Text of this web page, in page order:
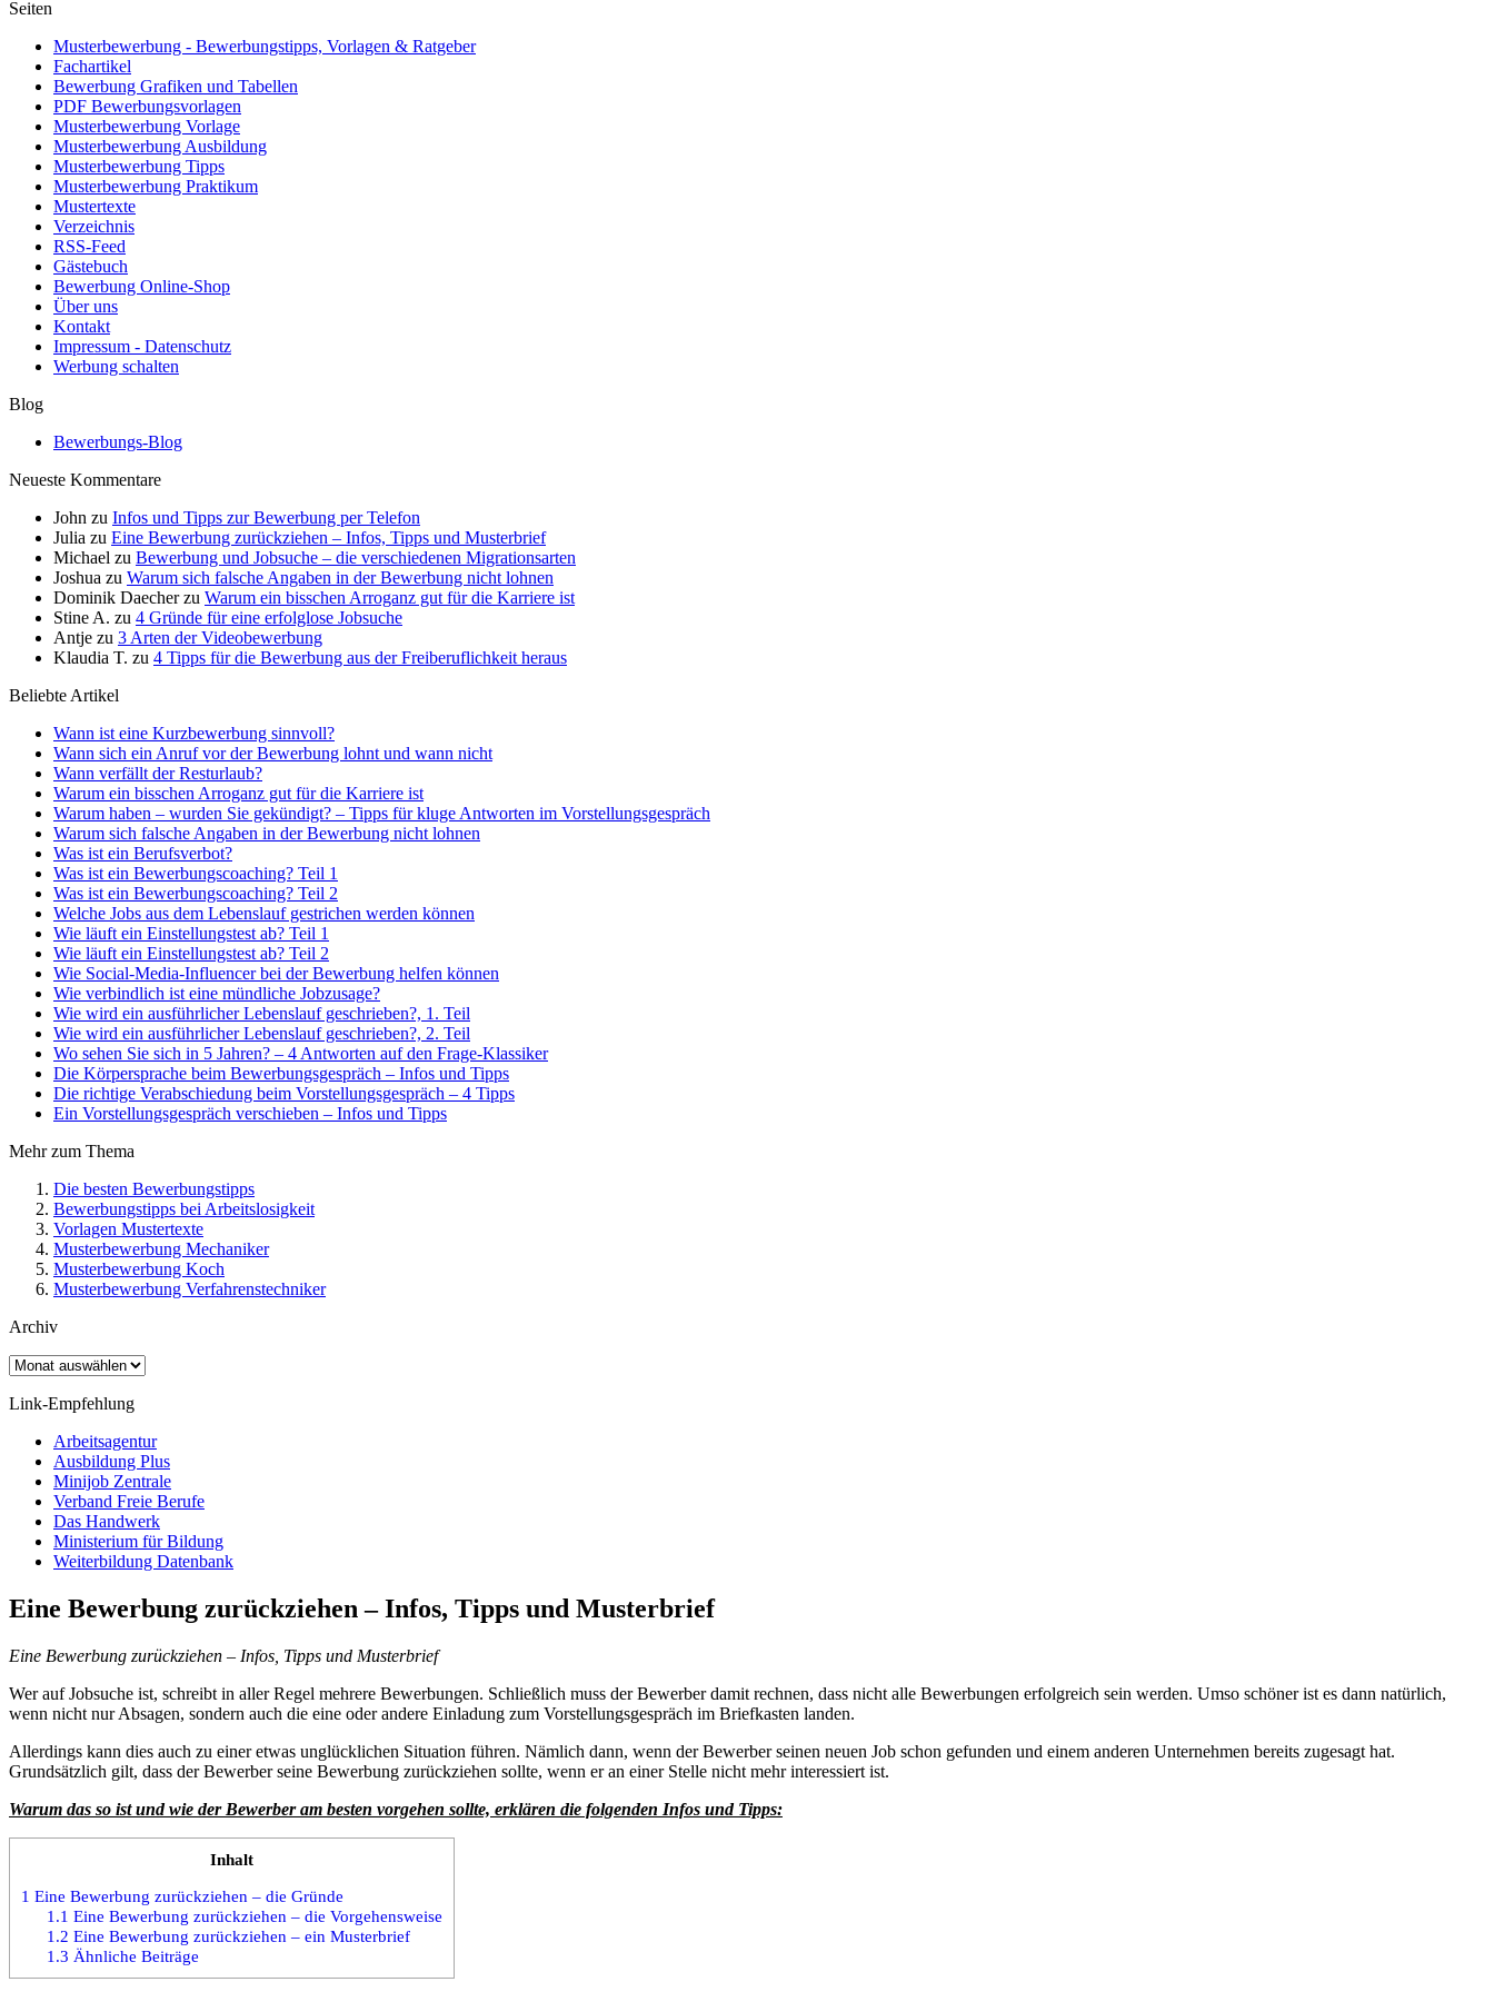
Seiten
Musterbewerbung - Bewerbungstipps, Vorlagen & Ratgeber
Fachartikel
Bewerbung Grafiken und Tabellen
PDF Bewerbungsvorlagen
Musterbewerbung Vorlage
Musterbewerbung Ausbildung
Musterbewerbung Tipps
Musterbewerbung Praktikum
Mustertexte
Verzeichnis
RSS-Feed
Gästebuch
Bewerbung Online-Shop
Über uns
Kontakt
Impressum - Datenschutz
Werbung schalten
Blog
Bewerbungs-Blog
Neueste Kommentare
John zu Infos und Tipps zur Bewerbung per Telefon
Julia zu Eine Bewerbung zurückziehen – Infos, Tipps und Musterbrief
Michael zu Bewerbung und Jobsuche – die verschiedenen Migrationsarten
Joshua zu Warum sich falsche Angaben in der Bewerbung nicht lohnen
Dominik Daecherzu Warum ein bisschen Arroganz gut für die Karriere ist
Stine A. zu 4 Gründe für eine erfolglose Jobsuche
Antje zu 3 Arten der Videobewerbung
Klaudia T. zu 4 Tipps für die Bewerbung aus der Freiberuflichkeit heraus
Beliebte Artikel
Wann ist eine Kurzbewerbung sinnvoll?
Wann sich ein Anruf vor der Bewerbung lohnt und wann nicht
Wann verfällt der Resturlaub?
Warum ein bisschen Arroganz gut für die Karriere ist
Warum haben – wurden Sie gekündigt? – Tipps für kluge Antworten im Vorstellungsgespräch
Warum sich falsche Angaben in der Bewerbung nicht lohnen
Was ist ein Berufsverbot?
Was ist ein Bewerbungscoaching? Teil 1
Was ist ein Bewerbungscoaching? Teil 2
Welche Jobs aus dem Lebenslauf gestrichen werden können
Wie läuft ein Einstellungstest ab? Teil 1
Wie läuft ein Einstellungstest ab? Teil 2
Wie Social-Media-Influencer bei der Bewerbung helfen können
Wie verbindlich ist eine mündliche Jobzusage?
Wie wird ein ausführlicher Lebenslauf geschrieben?, 1. Teil
Wie wird ein ausführlicher Lebenslauf geschrieben?, 2. Teil
Wo sehen Sie sich in 5 Jahren? – 4 Antworten auf den Frage-Klassiker
Die Körpersprache beim Bewerbungsgespräch – Infos und Tipps
Die richtige Verabschiedung beim Vorstellungsgespräch – 4 Tipps
Ein Vorstellungsgespräch verschieben – Infos und Tipps
Mehr zum Thema
Die besten Bewerbungstipps
Bewerbungstipps bei Arbeitslosigkeit
Vorlagen Mustertexte
Musterbewerbung Mechaniker
Musterbewerbung Koch
Musterbewerbung Verfahrenstechniker
Archiv
Archiv
Link-Empfehlung
Arbeitsagentur
Ausbildung Plus
Minijob Zentrale
Verband Freie Berufe
Das Handwerk
Ministerium für Bildung
Weiterbildung Datenbank
Eine Bewerbung zurückziehen – Infos, Tipps und Musterbrief
Eine Bewerbung zurückziehen – Infos, Tipps und Musterbrief
Wer auf Jobsuche ist, schreibt in aller Regel mehrere Bewerbungen. Schließlich muss der Bewerber damit rechnen, dass nicht alle Bewerbungen erfolgreich sein werden. Umso schöner ist es dann natürlich,
wenn nicht nur Absagen, sondern auch die eine oder andere Einladung zum Vorstellungsgespräch im Briefkasten landen.
Allerdings kann dies auch zu einer etwas unglücklichen Situation führen. Nämlich dann, wenn der Bewerber seinen neuen Job schon gefunden und einem anderen Unternehmen bereits zugesagt hat.
Grundsätzlich gilt, dass der Bewerber seine Bewerbung zurückziehen sollte, wenn er an einer Stelle nicht mehr interessiert ist.
Warum das so ist und wie der Bewerber am besten vorgehen sollte, erklären die folgenden Infos und Tipps:
Inhalt
1 Eine Bewerbung zurückziehen – die Gründe
1.1 Eine Bewerbung zurückziehen – die Vorgehensweise
1.2 Eine Bewerbung zurückziehen – ein Musterbrief
1.3 Ähnliche Beiträge